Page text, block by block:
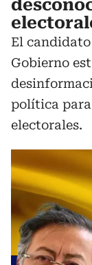
El
Gobierno
política para
electorales.